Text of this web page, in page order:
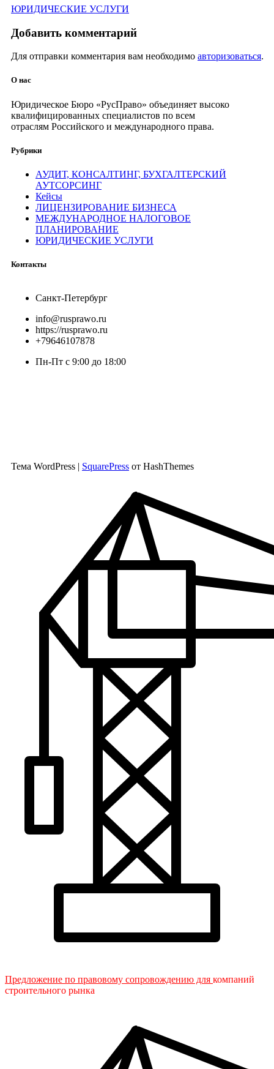
ЮРИДИЧЕСКИЕ УСЛУГИ
Добавить комментарий
Для отправки комментария вам необходимо авторизоваться.
О нас
Юридическое Бюро «РусПраво» объединяет высоко
квалифицированных специалистов по всем
отраслям Российского и международного права.
Рубрики
АУДИТ, КОНСАЛТИНГ, БУХГАЛТЕРСКИЙ
АУТСОРСИНГ
Кейсы
ЛИЦЕНЗИРОВАНИЕ БИЗНЕСА
МЕЖДУНАРОДНОЕ НАЛОГОВОЕ
ПЛАНИРОВАНИЕ
ЮРИДИЧЕСКИЕ УСЛУГИ
Контакты
+79646107878
info@rusprawo.ru
https://rusprawo.ru
Санкт-Петербург
Пн-Пт с 9:00 до 18:00
Тема WordPress | SquarePress от HashThemes
Предложение по правовому сопровождению для компаний
строительного рынка